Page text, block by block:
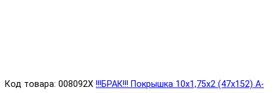
Код товара: 008092X !!!БРАК!!! Покрышка 10х1,75х2 (47x152) A-